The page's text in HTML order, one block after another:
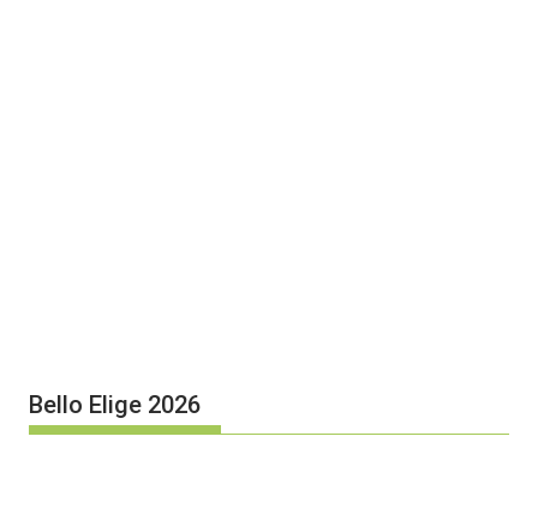
Bello Elige 2026